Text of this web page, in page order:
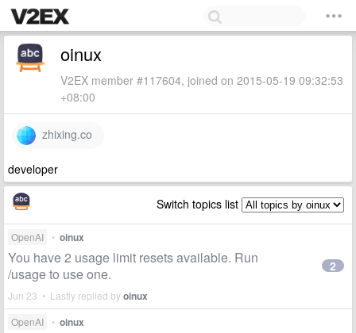
oinux
V2EX member #117604, joined on 2015-05-19 09:32:53
+08:00
zhixing.co
developer
Switch topics list
OpenAI • oinux
You have 2 usage limit resets available. Run
/usage to use one.
Jun 23 • Lastly replied byoinux
2
OpenAI • oinux